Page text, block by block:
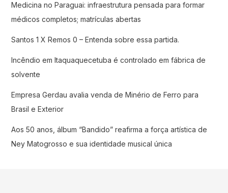
Medicina no Paraguai: infraestrutura pensada para formar
médicos completos; matrículas abertas
Santos 1 X Remos 0 – Entenda sobre essa partida.
Incêndio em Itaquaquecetuba é controlado em fábrica de
solvente
Empresa Gerdau avalia venda de Minério de Ferro para
Brasil e Exterior
Aos 50 anos, álbum “Bandido” reafirma a força artística de
Ney Matogrosso e sua identidade musical única